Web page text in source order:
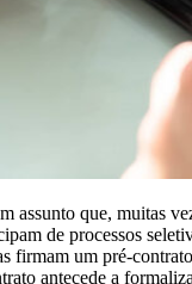
assunto que, muitas
de processos
firmam um pré-
antecede a